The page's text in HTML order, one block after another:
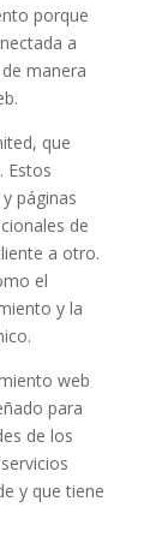
porque
a
manera
que
Estos
páginas
de
a otro.
el
y la
web
para
de los
y que tiene